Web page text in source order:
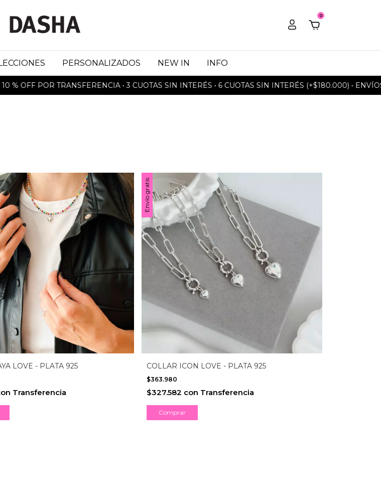
0
PERSONALIZADOS NEW IN INFO
OFF POR TRANSFERENCIA • 3 CUOTAS SIN INTERÉS • 6 CUOTAS SIN INTERÉS (+$180.000) • ENVÍOS
LOVE - PLATA 925
Transferencia
Envío gratis
COLLAR ICON LOVE - PLATA 925
$363.980
$327.582 con Transferencia
Comprar